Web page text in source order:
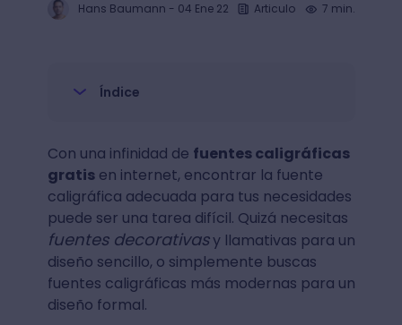
Hans Baumann - 04 Ene 22 Articulo 7 min.
Índice
Con una infinidad de fuentes caligráficas
gratisen internet, encontrar la fuente
caligráfica adecuada para tus necesidades
puede ser una tarea difícil. Quizá necesitas
fuentes decorativasy llamativas para un
diseño sencillo, o simplemente buscas
fuentes caligráficas más modernas para un
diseño formal.